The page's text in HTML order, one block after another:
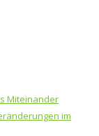
Miteinander
im